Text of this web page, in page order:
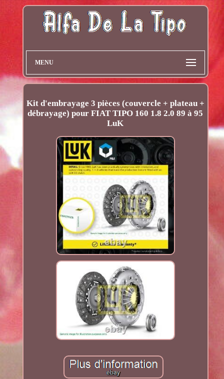
MENU
Kit d'embrayage 3 pièces (couvercle + plateau +
débrayage) pour FIAT TIPO 160 1.8 2.0 89 à 95
LuK